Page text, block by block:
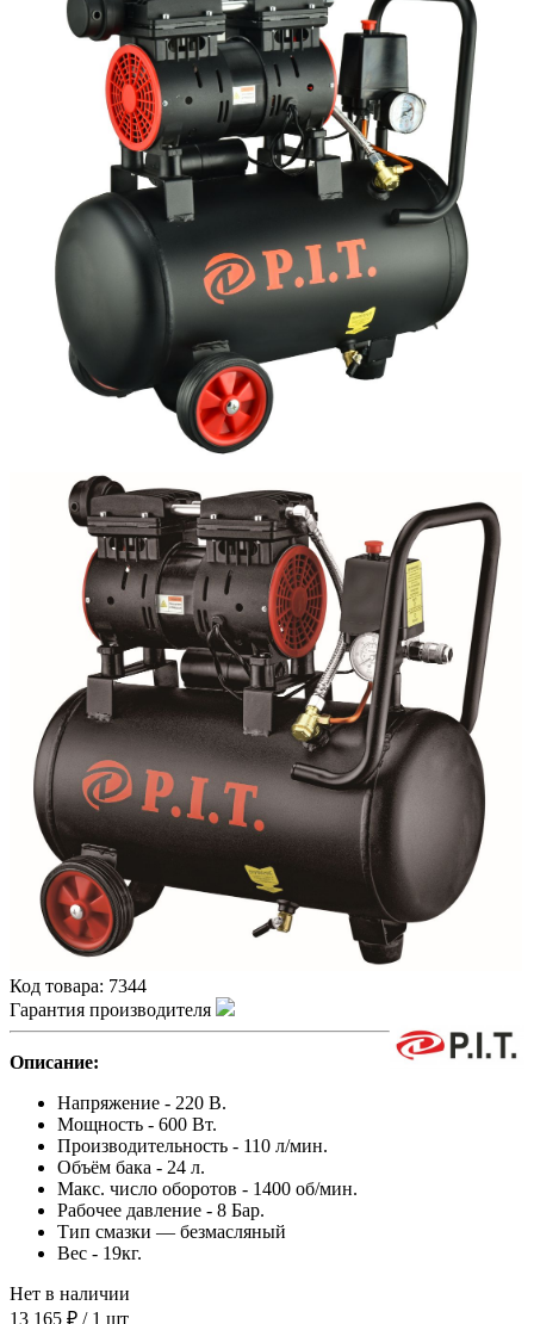
Код товара: 7344
Гарантия производителя
Описание:
Напряжение - 220 В.
Мощность - 600 Вт.
Производительность - 110 л/мин.
Объём бака - 24 л.
Макс. число оборотов - 1400 об/мин.
Рабочее давление - 8 Бар.
Тип смазки — безмасляный
Вес - 19кг.
Нет в наличии
13 165 ₽ / 1 шт